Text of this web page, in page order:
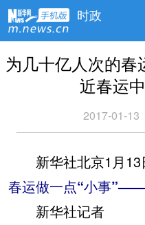
时政
为几十亿人次的
近春运
2017-01-13
新华社北京1月13
春运做一点“小事
新华社记者